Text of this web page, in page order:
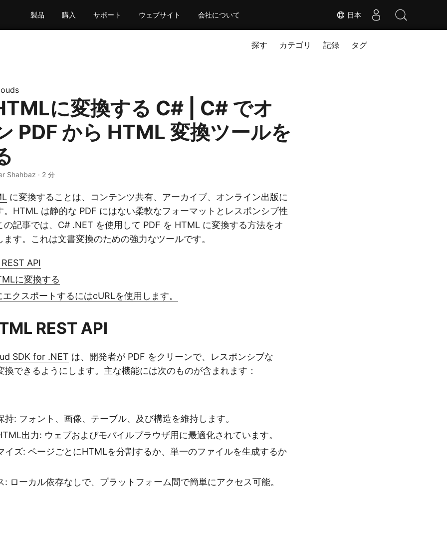
日本
製品 購入 サポート ウェブサイト 会社について
探す カテゴリ 記録 タグ
に変換する C# | C# でオ
PDF から HTML 変換ツールを
Shahbaz · 2 分
に変換することは、コンテンツ共有、アーカイブ、オンライン出版に
。HTML は静的な PDF にはない柔軟なフォーマットとレスポンシブ性
の記事では、C# .NET を使用して PDF を HTML に変換する方法をオ
す。これは文書変換のための強力なツールです。
API
に変換する
クスポートするにはcURLを使用します。
REST API
SDK for .NET は、開発者が PDF をクリーンで、レスポンシブな
できるようにします。主な機能には次のものが含まれます：
持: フォント、画像、テーブル、及び構造を維持します。
出力: ウェブおよびモバイルブラウザ用に最適化されています。
イズ: ページごとにHTMLを分割するか、単一のファイルを生成するか
: ローカル依存なしで、プラットフォーム間で簡単にアクセス可能。